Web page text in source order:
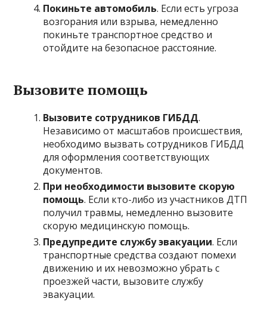
Покиньте автомобиль. Если есть угроза
возгорания или взрыва, немедленно
покиньте транспортное средство и
отойдите на безопасное расстояние.
Вызовите помощь
Вызовите сотрудников ГИБДД.
Независимо от масштабов происшествия,
необходимо вызвать сотрудников ГИБДД
для оформления соответствующих
документов.
При необходимости вызовите скорую
помощь. Если кто-либо из участников ДТП
получил травмы, немедленно вызовите
скорую медицинскую помощь.
Предупредите службу эвакуации. Если
транспортные средства создают помехи
движению и их невозможно убрать с
проезжей части, вызовите службу
эвакуации.